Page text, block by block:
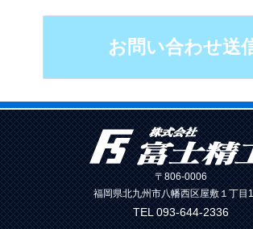
〒806-0006
福岡県北九州市八幡西区屋敷１丁目
TEL 093-644-2336